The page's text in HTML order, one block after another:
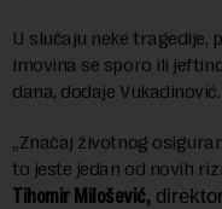
U slučaju neke tragedije,
imovina se sporo ili
dana, dodaje Vukadinović.
„Značaj životnog
to jeste jedan od novih
Tihomir Milošević,